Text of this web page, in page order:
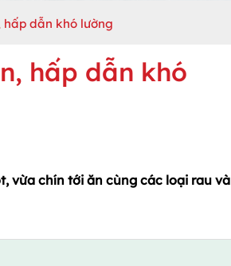
dẫn khó lường
hấp dẫn khó
vừa chín tới ăn cùng các loại rau và